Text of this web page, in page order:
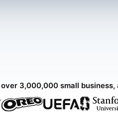
3,000,000 small